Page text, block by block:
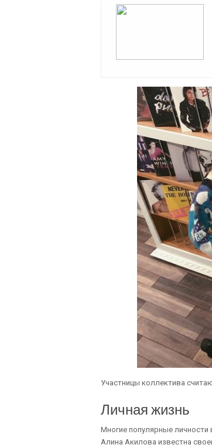
Участницы коллектива
Личная жизнь
Многие популярные
Алина Акилова известна